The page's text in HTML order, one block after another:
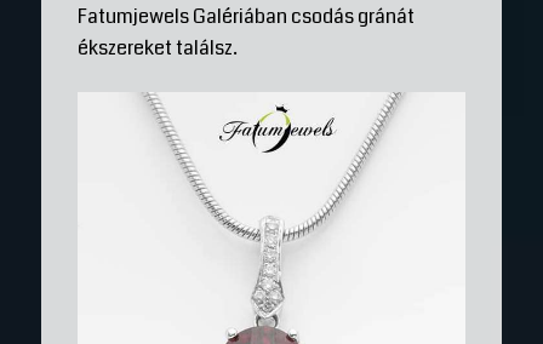
Fatumjewels Galériában csodás gránát
ékszereket találsz.